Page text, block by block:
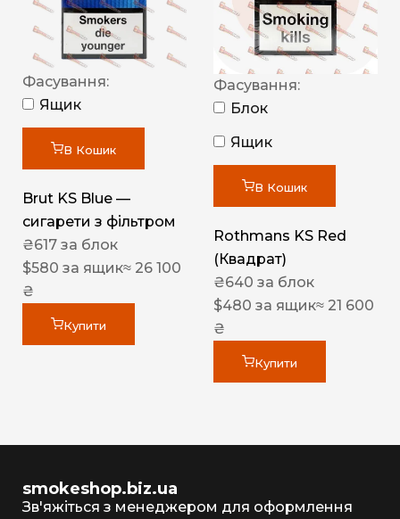
Фасування:
Ящик
В Кошик
Brut KS Blue —
сигарети з фільтром
₴617 за блок
$580 за ящик≈ 26 100
₴
Купити
Фасування:
Блок
Ящик
В Кошик
Rothmans KS Red
(Квадрат)
₴640 за блок
$480 за ящик≈ 21 600
₴
Купити
smokeshop.biz.ua
Зв'яжіться з менеджером для оформлення